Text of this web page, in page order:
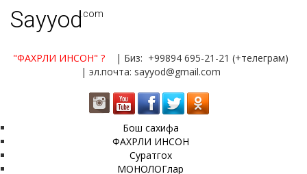
Sayyod.com
"ФАХРЛИ ИНСОН" ?
| Биз: +99894 695-21-21 (+телеграм)
| эл.почта: sayyod@gmail.com
Бош сахифа
ФАХРЛИ ИНСОН
Суратгох
МОНОЛОГлар